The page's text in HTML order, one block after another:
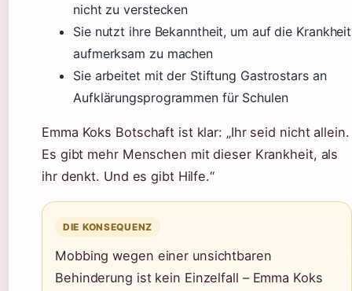
nicht zu verstecken
Sie nutzt ihre Bekanntheit, um auf die Krankheit
aufmerksam zu machen
Sie arbeitet mit der Stiftung Gastrostars an
Aufklärungsprogrammen für Schulen
Emma Koks Botschaft ist klar: „Ihr seid nicht allein.
Es gibt mehr Menschen mit dieser Krankheit, als
ihr denkt. Und es gibt Hilfe.“
DIE KONSEQUENZ
Mobbing wegen einer unsichtbaren
Behinderung ist kein Einzelfall – Emma Koks